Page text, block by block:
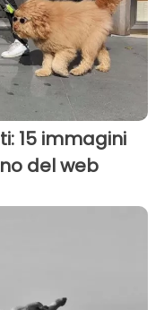
15 immagini
del web